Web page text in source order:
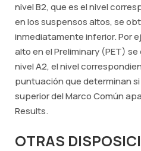
nivel B2, que es el nivel
en los suspensos altos, se
inmediatamente inferior. Por
alto en el Preliminary (PET)
nivel A2, el nivel
puntuación que determinan
superior del Marco Común
Results.
OTRAS